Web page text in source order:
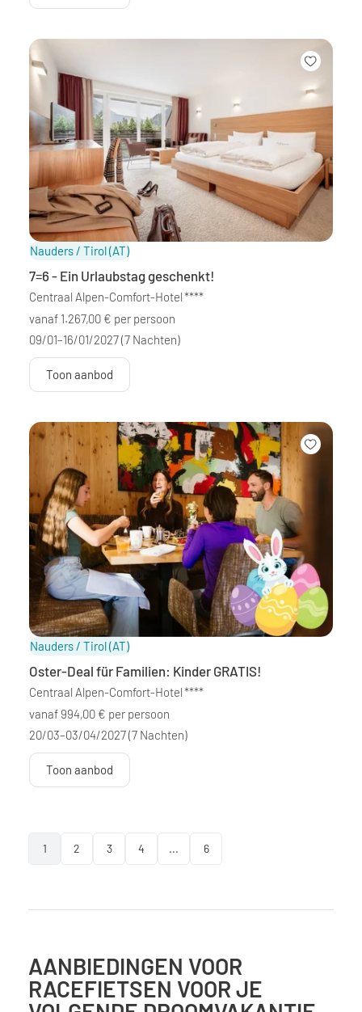
Nauders / Tirol(AT)
7=6 - Ein Urlaubstag geschenkt!
Centraal Alpen-Comfort-Hotel****
vanaf 1.267,00 € per persoon
09/01–16/01/2027(7 Nachten)
Toon aanbod
Nauders / Tirol(AT)
Oster-Deal für Familien: Kinder GRATIS!
Centraal Alpen-Comfort-Hotel****
vanaf 994,00 € per persoon
20/03–03/04/2027(7 Nachten)
Toon aanbod
1 2 3 4 ... 6
AANBIEDINGEN VOOR
RACEFIETSEN VOOR JE